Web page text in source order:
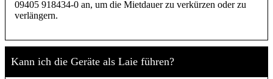
09405 918434-0 an, um die Mietdauer zu verkürzen oder zu
verlängern.
Kann ich die Geräte als Laie führen?